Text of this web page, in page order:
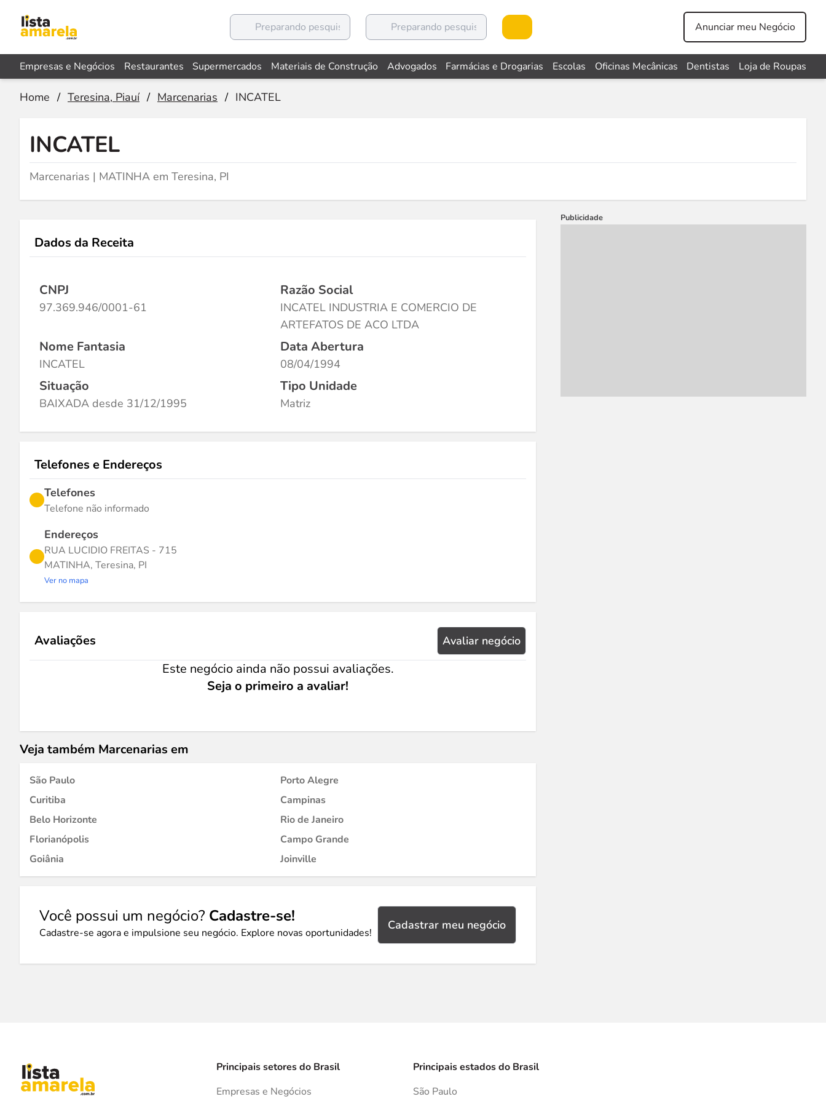
Anunciar meu Negócio
Empresas e Negócios Restaurantes Supermercados Materiais de Construção Advogados Farmácias e Drogarias Escolas Oficinas Mecânicas Dentistas Loja de Roupas
Home / Teresina, Piauí / Marcenarias / INCATEL
INCATEL
Marcenarias | MATINHA em Teresina, PI
Dados da Receita
CNPJ
97.369.946/0001-61
Razão Social
INCATEL INDUSTRIA E COMERCIO DE
ARTEFATOS DE ACO LTDA
Nome Fantasia
INCATEL
Data Abertura
08/04/1994
Situação
BAIXADA desde 31/12/1995
Tipo Unidade
Matriz
Telefones e Endereços
Telefones
Telefone não informado
Endereços
RUA LUCIDIO FREITAS - 715
MATINHA, Teresina, PI
Ver no mapa
Avaliações Avaliar negócio
Este negócio ainda não possui avaliações.
Seja o primeiro a avaliar!
Veja também Marcenarias em
São Paulo
Porto Alegre
Curitiba
Campinas
Belo Horizonte
Rio de Janeiro
Florianópolis
Campo Grande
Goiânia
Joinville
Você possui um negócio? Cadastre-se!
Cadastre-se agora e impulsione seu negócio. Explore novas oportunidades!
Cadastrar meu negócio
Publicidade
Principais setores do Brasil
Empresas e Negócios
Principais estados do Brasil
São Paulo